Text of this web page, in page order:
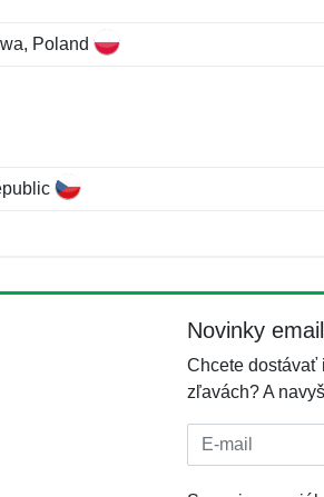
Poland
Novinky
Chcete dostávať
zľavách? A
E-mail: